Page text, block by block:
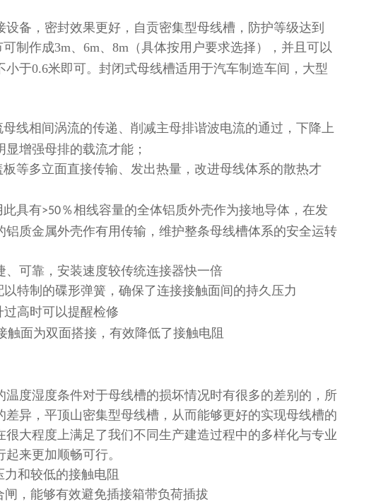
备，密封效果更好，自贡密集型母线槽，防护等级达到
制作成3m、6m、8m（具体按用户要求选择），并且可以
于0.6米即可。封闭式母线槽适用于汽车制造车间，大型
线相间涡流的传递、削减主母排谐波电流的通过，下降上
增强母排的载流才能；
等多立面直接传输、发出热量，改进母线体系的散热才
此具有>50％相线容量的全体铝质外壳作为接地导体，在发
质金属外壳作有用传输，维护整条母线槽体系的安全运转
可靠，安装速度较传统连接器快一倍
特制的碟形弹簧，确保了连接接触面间的持久压力
高时可以提醒检修
触面为双面搭接，有效降低了接触电阻
度湿度条件对于母线槽的损坏情况时有很多的差别的，所
异，平顶山密集型母线槽，从而能够更好的实现母线槽的
大程度上满足了我们不同生产建造过程中的多样化与专业
来更加顺畅可行。
和较低的接触电阻
，能够有效避免插接箱带负荷插拔